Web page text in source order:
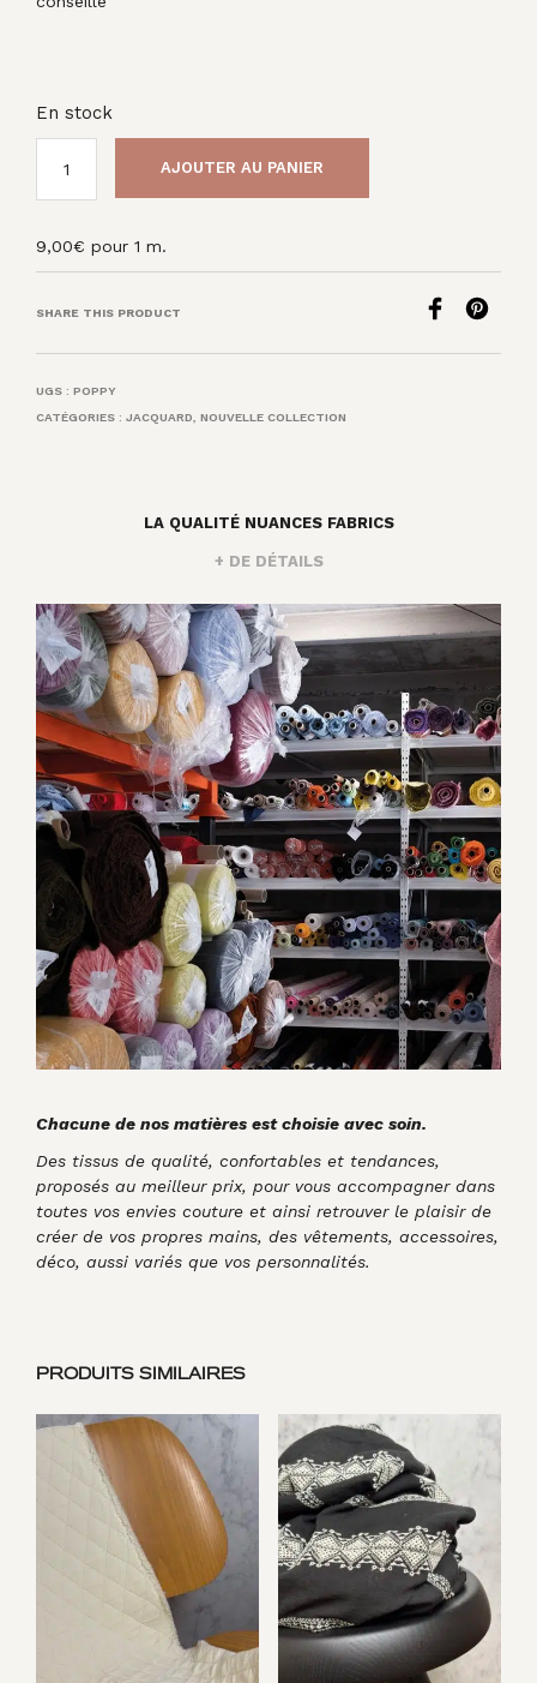
En stock
AJOUTER AU PANIER
9,00€ pour 1 m.
SHARE THIS PRODUCT
UGS : POPPY
CATÉGORIES : JACQUARD, NOUVELLE COLLECTION
LA QUALITÉ NUANCES FABRICS
+ DE DÉTAILS
Chacune de nos matières est choisie avec soin.
Des tissus de qualité, confortables et tendances,
proposés au meilleur prix, pour vous accompagner dans
toutes vos envies couture et ainsi retrouver le plaisir de
créer de vos propres mains, des vêtements, accessoires,
déco, aussi variés que vos personnalités.
PRODUITS SIMILAIRES